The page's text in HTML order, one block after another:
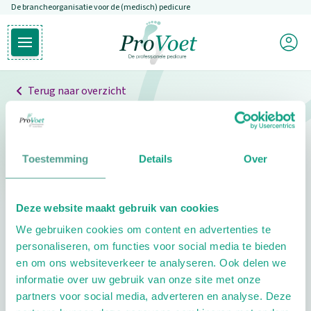
Toestemming Details Over
Deze website maakt gebruik van cookies
We gebruiken cookies om content en advertenties te
personaliseren, om functies voor social media te bieden
en om ons websiteverkeer te analyseren. Ook delen we
informatie over uw gebruik van onze site met onze
partners voor social media, adverteren en analyse. Deze
Overslaan en naar de inhoud gaan
De brancheorganisatie voor de (medisch) pedicure
Open hoofdmenu
Ga naar de homepagina
Mijn
Terug naar overzicht
Professionals
Pedicure niet gevonden
pedicure.